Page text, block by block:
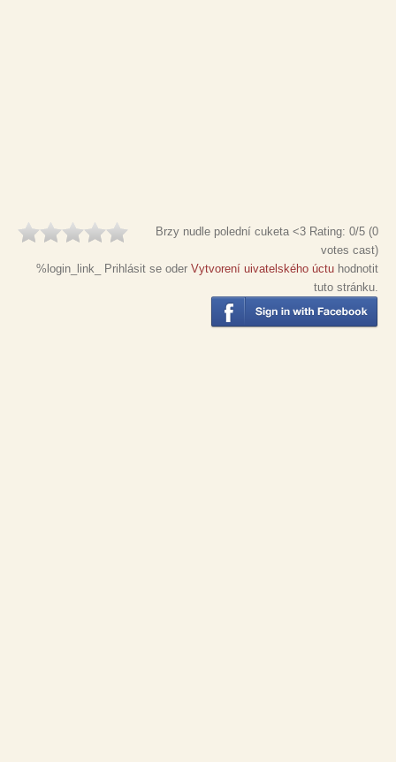
Brzy nudle polední cuketa <3 Rating: 0/5 (0
votes cast)
%login_link_ Prihlásit se oder Vytvorení uivatelského úctu hodnotit
tuto stránku.